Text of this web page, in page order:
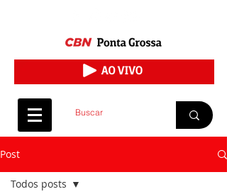
Post
Todos posts